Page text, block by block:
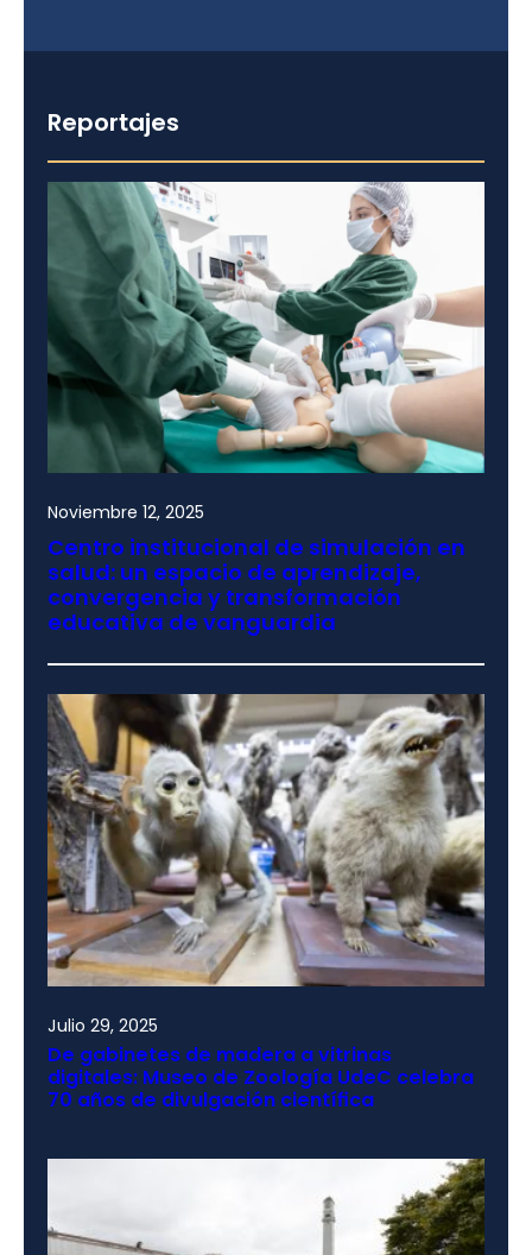
Reportajes
Noviembre 12, 2025
Centro institucional de simulación en
salud: un espacio de aprendizaje,
convergencia y transformación
educativa de vanguardia
Julio 29, 2025
De gabinetes de madera a vitrinas
digitales: Museo de Zoología UdeC celebra
70 años de divulgación científica